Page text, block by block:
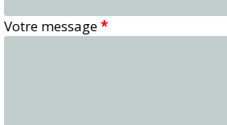
Votre message*